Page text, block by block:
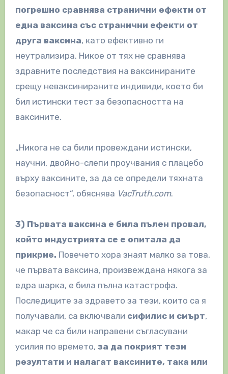
погрешно сравнява странични ефекти от
една ваксина със странични ефекти от
друга ваксина, като ефективно ги
неутрализира. Никое от тях не сравнява
здравните последствия на ваксинираните
срещу неваксинираните индивиди, което би
бил истински тест за безопасността на
ваксините.
„Никога не са били провеждани истински,
научни, двойно-слепи проучвания с плацебо
върху ваксините, за да се определи тяхната
безопасност“, обяснява VacTruth.com.
3) Първата ваксина е била пълен провал,
който индустрията се е опитала да
прикрие. Повечето хора знаят малко за това,
че първата ваксина, произвеждана някога за
едра шарка, е била пълна катастрофа.
Последиците за здравето за тези, които са я
получавали, са включвали сифилис и смърт,
макар че са били направени съгласувани
усилия по времето, за да покрият тези
резултати и налагат ваксините, така или